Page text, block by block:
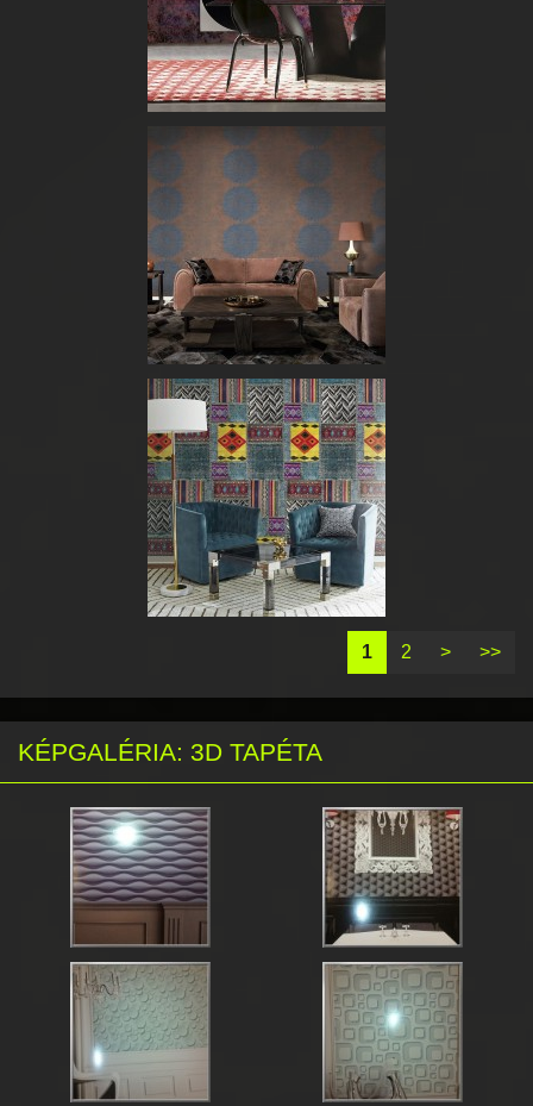
1 2 > >>
KÉPGALÉRIA: 3D TAPÉTA